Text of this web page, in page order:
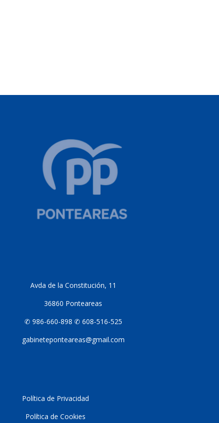
Avda de la Constitución, 11
36860 Ponteareas
✆ 986-660-898 ✆ 608-516-525
gabineteponteareas@gmail.com
Política de Privacidad
Política de Cookies